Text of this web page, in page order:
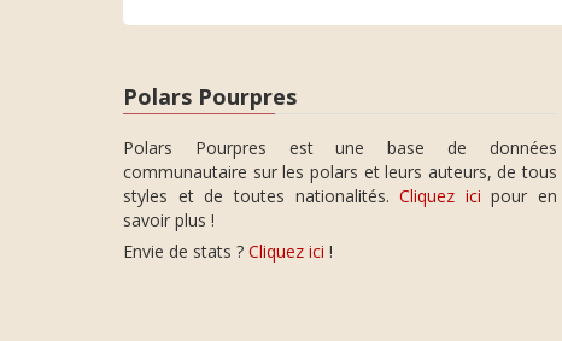
Polars Pourpres
Polars Pourpres est une base de données
communautaire sur les polars et leurs auteurs, de tous
styles et de toutes nationalités.Cliquez ici pour en
savoir plus !
Envie de stats ? Cliquez ici !